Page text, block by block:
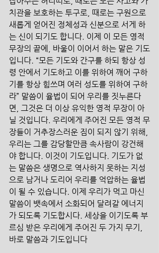
치관을 보호하는 투구로, 때로는 구원으로
새롭게 얻어진 정체성과 신분으로 서게 하
는 신이 되기도 합니다. 이제 이 모든 영적
무장의 끝에, 바울이 이어서 하는 말은 기도
입니다. “모든 기도와 간구를 하되 항상 성
령 안에서 기도하고 이를 위하여 깨어 구하
기를 항상 힘쓰며 여러 성도를 위하여 구하
라” 말씀이 율법이 되어 우리를 짓누른다
면, 그것은 더 이상 유익한 영적 무장이 아
닐 것입니다. 우리에게 주어진 모든 영적 무
장들이 거추장스러운 짐이 되지 않기 위해,
우리는 그를 감당할만큼 속사람이 강건해
야 합니다. 이것이 기도입니다. 기도가 없
는 말씀은 생명으로 역사하지 못하는 지성
으로 남거나 도리어 우리를 억압하는 율법
이 될 수 있습니다. 이제 우리가 먹고 마신
말씀이 뱃속에서 소화되어 달려갈 에너지
가 되도록 기도합시다. 세상을 이기도록 부
르심 받은 우리에게 주어진 두 가지 무기,
바로 말씀과 기도입니다